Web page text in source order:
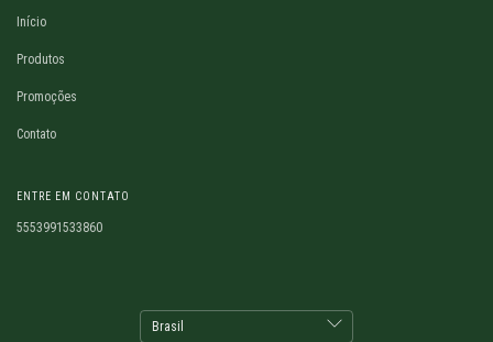
Início
Produtos
Promoções
Contato
ENTRE EM CONTATO
5553991533860